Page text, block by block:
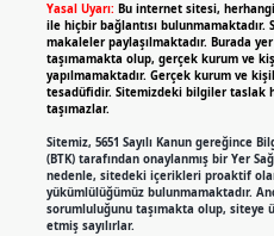
Yasal Uyarı: Bu internet sitesi,
ile hiçbir bağlantısı bulunmamaktadır.
makaleler paylaşılmaktadır. Burada
taşımamakta olup, gerçek kurum ve
yapılmamaktadır. Gerçek kurum ve
tesadüfidir. Sitemizdeki bilgiler taslak
taşımazlar.
Sitemiz, 5651 Sayılı Kanun gereğince
(BTK) tarafından onaylanmış bir Yer
nedenle, sitedeki içerikleri proaktif
yükümlülüğümüz bulunmamaktadır.
sorumluluğunu taşımakta olup, siteye
etmiş sayılırlar.